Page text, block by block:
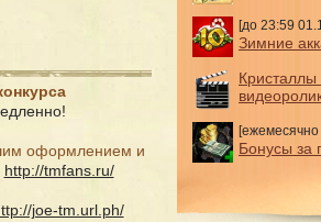
оформлением и
http://tmfans.ru/
joe-tm.url.ph/
[до 23:59
Зимние
Кристаллы
[ежемесячно
Бонусы за